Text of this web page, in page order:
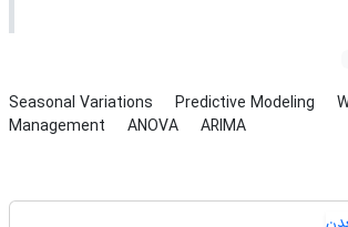
Seasonal Variations Predictive Modeling
Management
ANOVA ARIMA